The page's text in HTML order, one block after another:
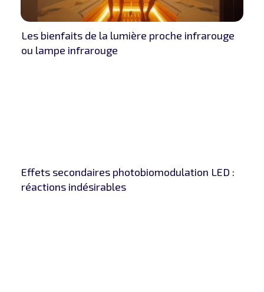
Les bienfaits de la lumière proche infrarouge
ou lampe infrarouge
Effets secondaires photobiomodulation LED :
réactions indésirables